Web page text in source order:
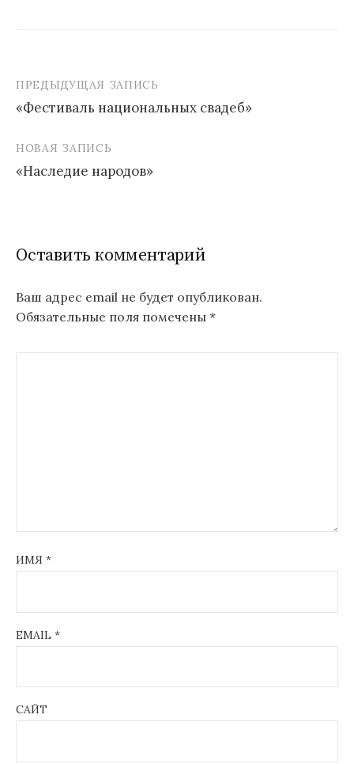
Навигация
по
записям
ПРЕДЫДУЩАЯ ЗАПИСЬ
«Фестиваль национальных свадеб»
НОВАЯ ЗАПИСЬ
«Наследие народов»
Оставить комментарий
Ваш адрес email не будет опубликован.
Обязательные поля помечены *
ИМЯ *
EMAIL *
САЙТ